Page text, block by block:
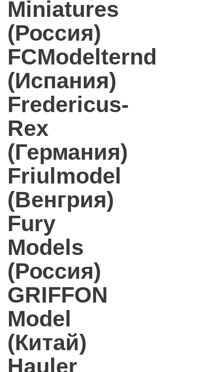
Miniatures
(Россия)
FCModelternd
(Испания)
Fredericus-
Rex
(Германия)
Friulmodel
(Венгрия)
Fury
Models
(Россия)
GRIFFON
Model
(Китай)
Hauler